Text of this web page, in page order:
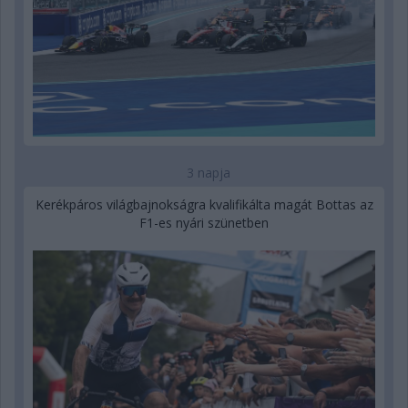
3 napja
Kerékpáros világbajnokságra kvalifikálta magát Bottas az
F1-es nyári szünetben